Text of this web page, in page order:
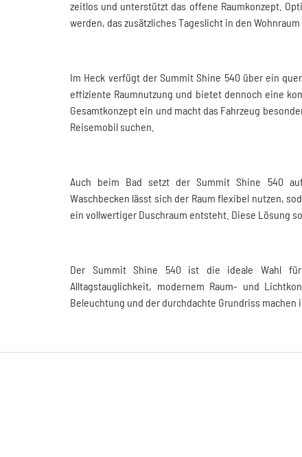
zeitlos und unterstützt das offene Raumkonzept.
werden, das zusätzliches Tageslicht in den
Im Heck verfügt der Summit Shine 540 über ein
effiziente Raumnutzung und bietet dennoch eine
Gesamtkonzept ein und macht das Fahrzeug
Reisemobil suchen.
Auch beim Bad setzt der Summit Shine 540
Waschbecken lässt sich der Raum flexibel nutzen,
ein vollwertiger Duschraum entsteht. Diese Lösung
Der Summit Shine 540 ist die ideale Wahl
Alltagstauglichkeit, modernem Raum- und
Beleuchtung und der durchdachte Grundriss